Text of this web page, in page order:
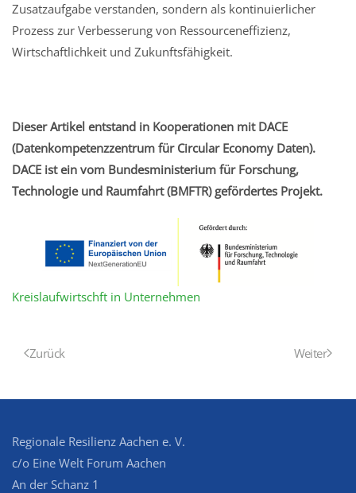
Zusatzaufgabe verstanden, sondern als kontinuierlicher
Prozess zur Verbesserung von Ressourceneffizienz,
Wirtschaftlichkeit und Zukunftsfähigkeit.
Dieser Artikel entstand in Kooperationen mit DACE
(Datenkompetenzzentrum für Circular Economy Daten).
DACE ist ein vom Bundesministerium für Forschung,
Technologie und Raumfahrt (BMFTR) gefördertes Projekt.
Kreislaufwirtschft in Unternehmen
Zurück Weiter
Regionale Resilienz Aachen e. V.
c/o Eine Welt Forum Aachen
An der Schanz 1